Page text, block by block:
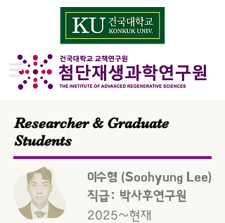
Researcher & Graduate
Students
이수형 (Soohyung Lee)
직급: 박사후연구원
2025~현재